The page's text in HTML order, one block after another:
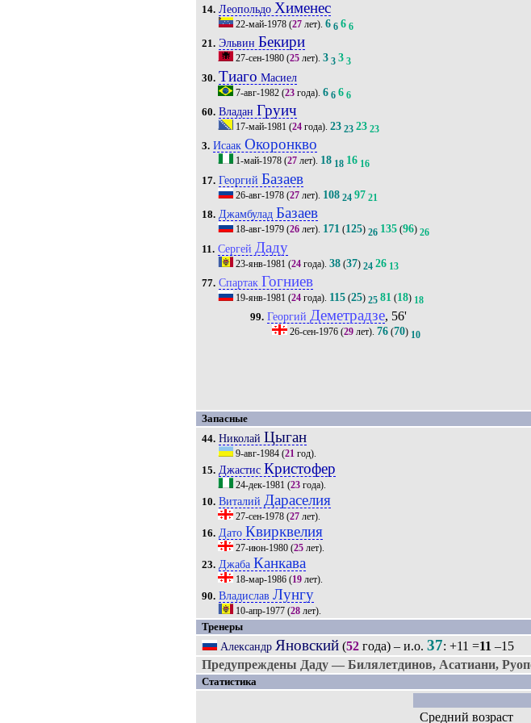
14. Леопольдо Хименес
22-май-1978 (27 лет).6 6 6 6
21. Эльвин Бекири
27-сен-1980 (25 лет).3 3 3 3
30. Тиаго Масиел
7-авг-1982 (23 года).6 6 6 6
60. Владан Груич
17-май-1981 (24 года).23 23 23 23
3. ИсаакОкоронкво
1-май-1978 (27 лет). 18 18 16 16
17. Георгий Базаев
26-авг-1978 (27 лет). 108 24 97 21
18. Джамбулад Базаев
18-авг-1979 (26 лет). 171 (125) 26 135 (96) 26
11. Сергей Даду
23-янв-1981 (24 года).38 (37) 24 26 13
77. Спартак Гогниев
19-янв-1981 (24 года). 115 (25) 25 81 (18) 18
99. ГеоргийДеметрадзе, 56'
26-сен-1976(29лет). 76(70) 10
Запасные
44. Николай Цыган
9-авг-1984 (21 год).
15. Джастис Кристофер
24-дек-1981 (23 года).
10. Виталий Дараселия
27-сен-1978 (27 лет).
16. Дато Квирквелия
27-июн-1980 (25 лет).
23. Джаба Канкава
18-мар-1986 (19 лет).
90. ВладиславЛунгу
10-апр-1977 (28 лет).
Тренеры
Александр Яновский (52 года) – и.о.37: +11 =11 –15
Предупреждены Даду — Билялетдинов, Асатиани,
Статистика
Средний возраст